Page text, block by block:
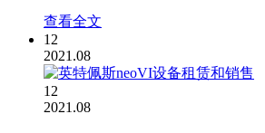
查看全文
12
2021.08
12
2021.08